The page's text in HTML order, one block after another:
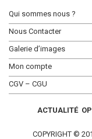
Qui sommes nous ?
Nous Contacter
Galerie d’images
Mon compte
CGV – CGU
ACTUALITÉ
COPYRIGHT ©